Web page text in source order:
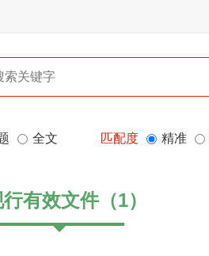
全文 匹配度 精准
行有效文件（1）